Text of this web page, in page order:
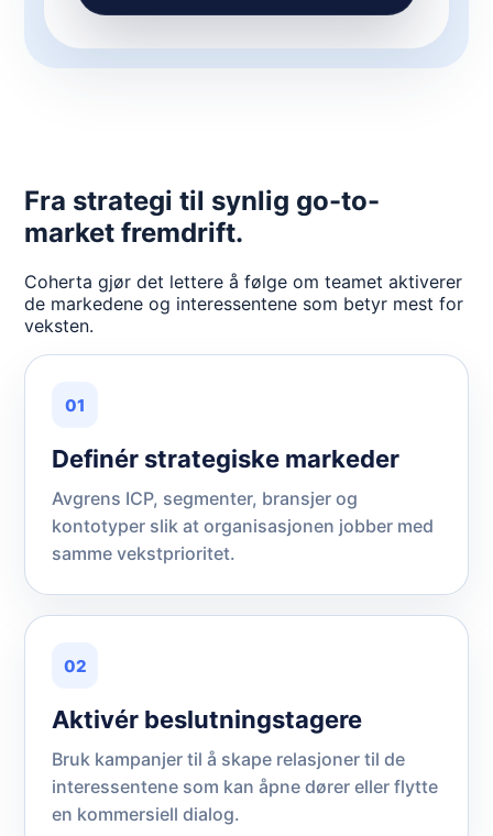
Fra strategi til synlig go-to-
market fremdrift.
Coherta gjør det lettere å følge om teamet aktiverer
de markedene og interessentene som betyr mest for
veksten.
01
Definér strategiske markeder
Avgrens ICP, segmenter, bransjer og
kontotyper slik at organisasjonen jobber med
samme vekstprioritet.
02
Aktivér beslutningstagere
Bruk kampanjer til å skape relasjoner til de
interessentene som kan åpne dører eller flytte
en kommersiell dialog.